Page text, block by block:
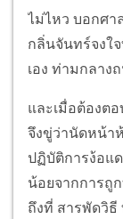
ไม่ไหว บอกศา
กลิ่นจันทร์จงใ
เอง ท่ามกลาง
และเมื่อต้องต
จึงขู่ว่านัดหน้า
ปฏิบัติการง้อแ
น้อยจากการถู
ถึงที่ สารพัดวิ